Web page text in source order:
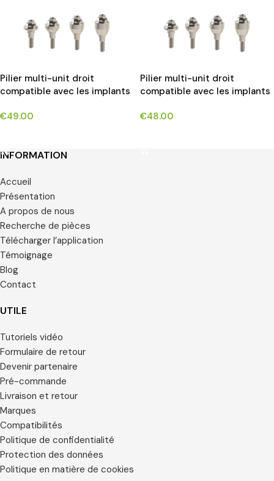
Pilier multi-unit droit
compatible avec les implants
€49.00
Pilier multi-unit droit
compatible avec les implants
€48.00
INFORMATION
Accueil
Présentation
A propos de nous
Recherche de pièces
Télécharger l’application
Témoignage
Blog
Contact
UTILE
Tutoriels vidéo
Formulaire de retour
Devenir partenaire
Pré-commande
Livraison et retour
Marques
Compatibilités
Politique de confidentialité
Protection des données
Politique en matière de cookies